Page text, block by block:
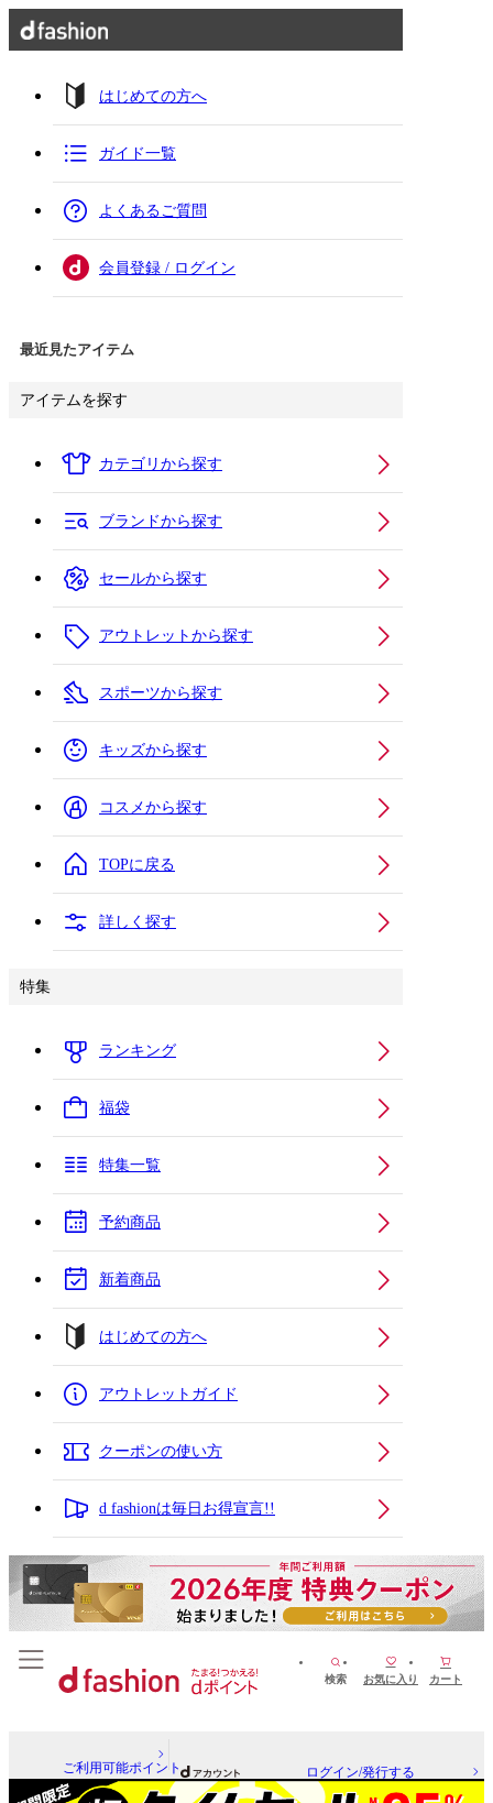
はじめての方へ
ガイド一覧
よくあるご質問
会員登録 / ログイン
最近見たアイテム
アイテムを探す
カテゴリから探す
ブランドから探す
セールから探す
アウトレットから探す
スポーツから探す
キッズから探す
コスメから探す
TOPに戻る
詳しく探す
特集
ランキング
福袋
特集一覧
予約商品
新着商品
はじめての方へ
アウトレットガイド
クーポンの使い方
d fashionは毎日お得宣言!!
検索 お気に入り カート
ご利用可能ポイント ログイン/発行する